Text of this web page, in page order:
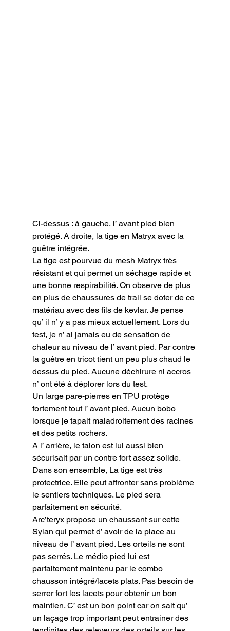
Ci-dessus : à gauche, l’ avant pied bien
protégé. A droite, la tige en Matryx avec la
guêtre intégrée.
La tige est pourvue du mesh Matryx très
résistant et qui permet un séchage rapide et
une bonne respirabilité. On observe de plus
en plus de chaussures de trail se doter de ce
matériau avec des fils de kevlar. Je pense
qu’ il n’ y a pas mieux actuellement. Lors du
test, je n’ ai jamais eu de sensation de
chaleur au niveau de l’ avant pied. Par contre
la guêtre en tricot tient un peu plus chaud le
dessus du pied. Aucune déchirure ni accros
n’ ont été à déplorer lors du test.
Un large pare-pierres en TPU protège
fortement tout l’ avant pied. Aucun bobo
lorsque je tapait maladroitement des racines
et des petits rochers.
A l’ arrière, le talon est lui aussi bien
sécurisait par un contre fort assez solide.
Dans son ensemble, La tige est très
protectrice. Elle peut affronter sans problème
le sentiers techniques. Le pied sera
parfaitement en sécurité.
Arc’teryx propose un chaussant sur cette
Sylan qui permet d’ avoir de la place au
niveau de l’ avant pied. Les orteils ne sont
pas serrés. Le médio pied lui est
parfaitement maintenu par le combo
chausson intégré/lacets plats. Pas besoin de
serrer fort les lacets pour obtenir un bon
maintien. C’ est un bon point car on sait qu’
un laçage trop important peut entrainer des